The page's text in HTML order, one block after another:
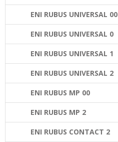
ENI RUBUS UNIVERSAL 00
ENI RUBUS UNIVERSAL 0
ENI RUBUS UNIVERSAL 1
ENI RUBUS UNIVERSAL 2
ENI RUBUS MP 00
ENI RUBUS MP 2
ENI RUBUS CONTACT 2